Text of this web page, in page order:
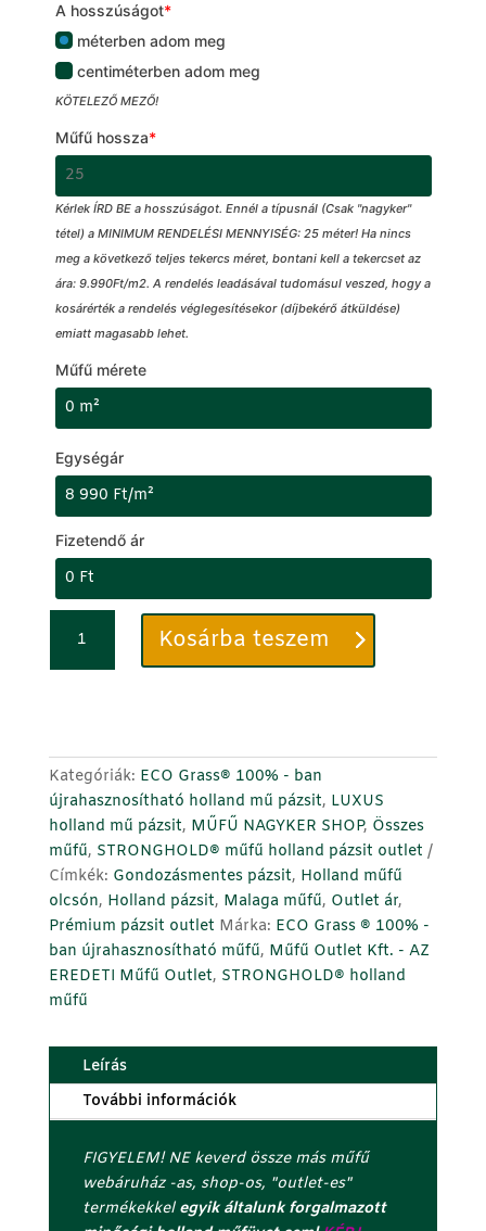
A hosszúságot*
méterben adom meg
centiméterben adom meg
KÖTELEZŐ MEZŐ!
Műfű hossza*
Kérlek ÍRD BE a hosszúságot. Ennél a típusnál (Csak "nagyker"
tétel) a MINIMUM RENDELÉSI MENNYISÉG: 25 méter! Ha nincs
meg a következő teljes tekercs méret, bontani kell a tekercset az
ára: 9.990Ft/m2. A rendelés leadásával tudomásul veszed, hogy a
kosárérték a rendelés véglegesítésekor (díjbekérő átküldése)
emiatt magasabb lehet.
Műfű mérete
Egységár
Fizetendő ár
k
á
m
o
t
a
d
d
m
e
g
z
o
45mm
-
Victory
-
kutyabarát
luxus
holland
műfű
pázsit
olcsón
-
MATT
műfű
mennyiség
Kosárba teszem
Kategóriák: ECO Grass® 100% - ban
újrahasznosítható holland mű pázsit, LUXUS
holland mű pázsit, MŰFŰ NAGYKER SHOP, Összes
műfű, STRONGHOLD® műfű holland pázsit outlet
Címkék: Gondozásmentes pázsit, Holland műfű
olcsón, Holland pázsit, Malaga műfű, Outlet ár,
Prémium pázsit outlet Márka: ECO Grass ® 100% -
ban újrahasznosítható műfű, Műfű Outlet Kft. - AZ
EREDETI Műfű Outlet, STRONGHOLD® holland
műfű
Leírás
További információk
FIGYELEM! NE keverd össze más műfű
webáruház -as, shop-os, "outlet-es"
termékekkel egyik általunk forgalmazott